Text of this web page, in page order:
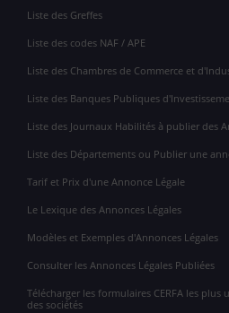
Liste des Greffes
Liste des codes NAF / APE
Liste des Chambres de Commerce et
Liste des Banques Publiques
Liste des Journaux Habilités à publier des
Liste des Départements ou Publier une
Tarif et Prix d'une Annonce Légale
Le Lexique des Annonces Légales
Modèles et Exemples d'Annonces Légales
Consulter les Annonces Légales Publiées
Télécharger les formulaires CERFA les
des sociétés